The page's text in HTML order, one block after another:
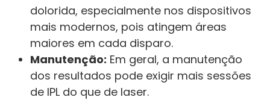
dolorida, especialmente nos dispositivos
mais modernos, pois atingem áreas
maiores em cada disparo.
Manutenção: Em geral, a manutenção
dos resultados pode exigir mais sessões
de IPL do que de laser.